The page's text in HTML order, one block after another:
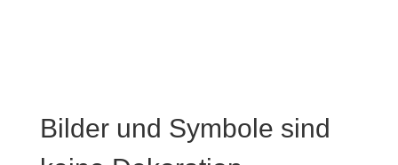
Bilder und Symbole sind